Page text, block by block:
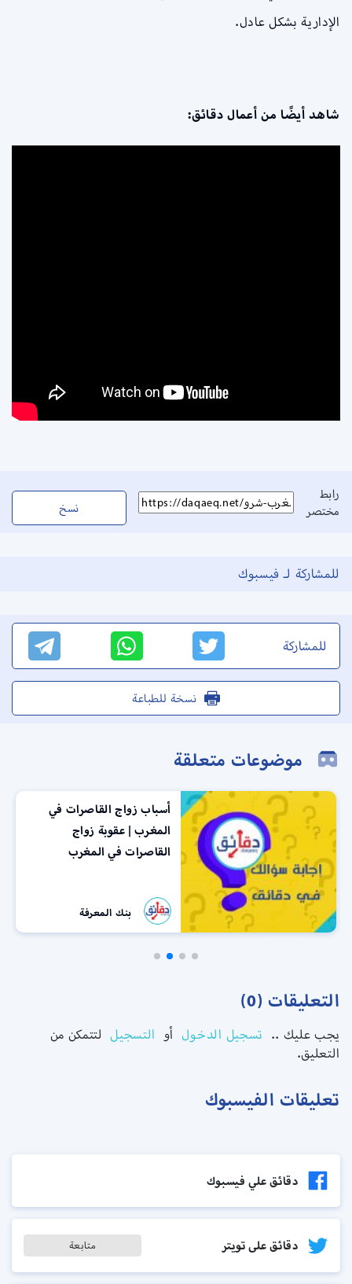
الإدارية بشكل عادل.
شاهد أيضًا من أعمال دقائق:
رابط
مختصر
نسخ
للمشاركة لـ فيسبوك
للمشاركة
نسخة للطباعة
موضوعات متعلقة
أسباب زواج القاصرات في
المغرب | عقوبة زواج
القاصرات في المغرب
بنك المعرفة
التعليقات (0)
يجب عليك .. تسجيل الدخول أو التسجيل لتتمكن من
التعليق.
تعليقات الفيسبوك
دقائق علي فيسبوك
دقائق على تويتر متابعة